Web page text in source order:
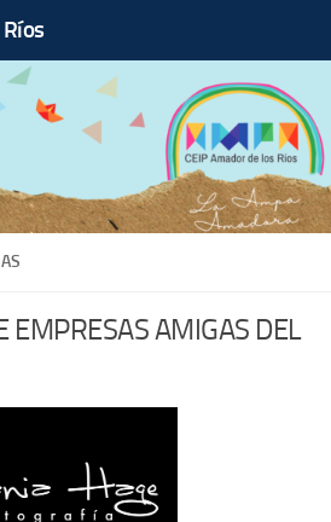
EMPRESAS AMIGAS DEL